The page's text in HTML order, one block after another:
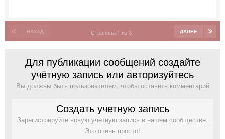
НАЗАД ДАЛЕЕ
Страница 1 из 3
Для публикации сообщений создайте
учётную запись или авторизуйтесь
Вы должны быть пользователем, чтобы оставить комментарий
Создать учетную запись
Зарегистрируйте новую учётную запись в нашем сообществе.
Это очень просто!